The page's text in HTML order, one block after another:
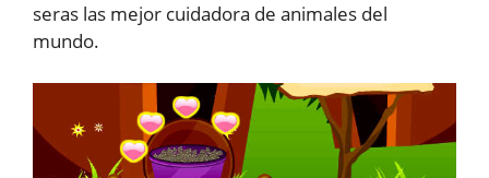
seras las mejor cuidadora de animales del
mundo.